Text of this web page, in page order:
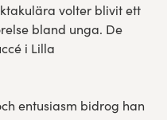
volter blivit ett
bland unga. De
i Lilla
entusiasm bidrog han